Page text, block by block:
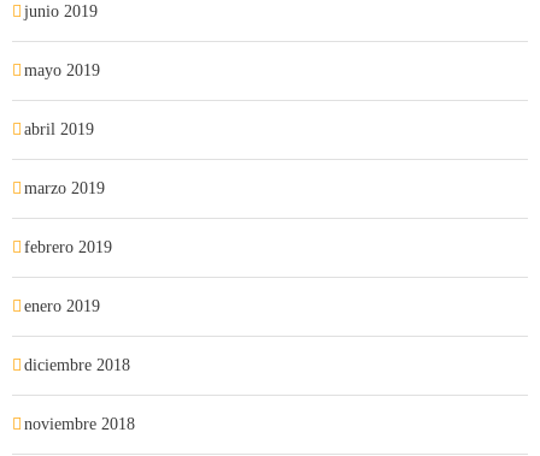
junio 2019
mayo 2019
abril 2019
marzo 2019
febrero 2019
enero 2019
diciembre 2018
noviembre 2018